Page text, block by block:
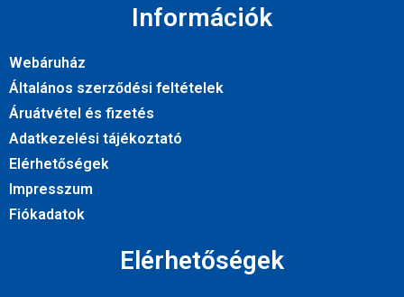
Információk
Webáruház
Általános szerződési feltételek
Áruátvétel és fizetés
Adatkezelési tájékoztató
Elérhetőségek
Impresszum
Fiókadatok
Elérhetőségek